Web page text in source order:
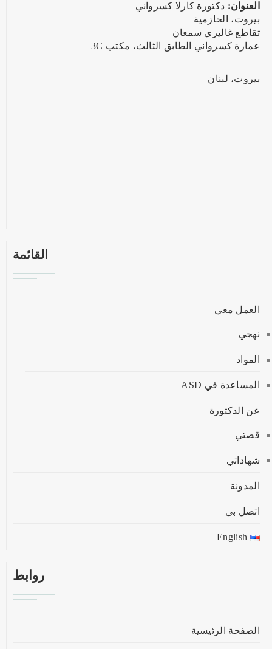
العنوان: دكتورة كارلا كسرواني
بيروت، الحازمية
تقاطع غاليري سمعان
عمارة كسرواني الطابق الثالث، مكتب 3C
بيروت، لبنان
القائمة
العمل معي
نهجي
المواد
المساعدة في ASD
عن الدكتورة
قصتي
شهاداتي
المدونة
اتصل بي
English
روابط
الصفحة الرئيسية